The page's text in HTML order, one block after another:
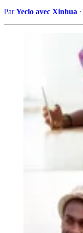
ParYeclo avec Xinhua ·